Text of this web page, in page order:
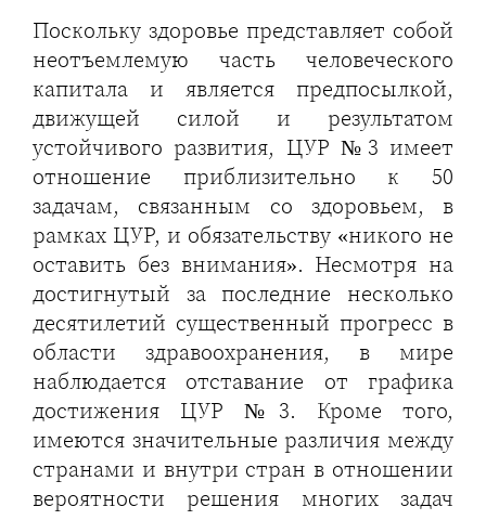
Поскольку здоровье представляет собой
неотъемлемую часть человеческого
капитала и является предпосылкой,
движущей силой и результатом
устойчивого развития, ЦУР №3 имеет
отношение приблизительно к 50
задачам, связанным со здоровьем, в
рамках ЦУР, и обязательству «никого не
оставить без внимания». Несмотря на
достигнутый за последние несколько
десятилетий существенный прогресс в
области здравоохранения, в мире
наблюдается отставание от графика
достижения ЦУР №3. Кроме того,
имеются значительные различия между
странами и внутри стран в отношении
вероятности решения многих задач